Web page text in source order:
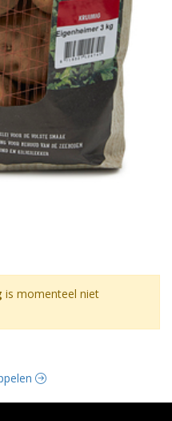
is momenteel niet